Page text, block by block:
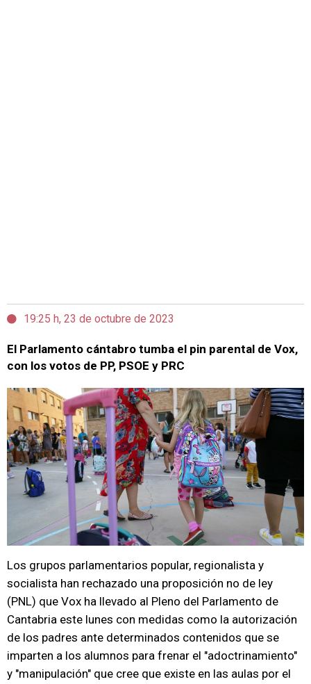
19:25 h, 23 de octubre de 2023
El Parlamento cántabro tumba el pin parental de Vox,
con los votos de PP, PSOE y PRC
Los grupos parlamentarios popular, regionalista y
socialista han rechazado una proposición no de ley
(PNL) que Vox ha llevado al Pleno del Parlamento de
Cantabria este lunes con medidas como la autorización
de los padres ante determinados contenidos que se
imparten a los alumnos para frenar el "adoctrinamiento"
y "manipulación" que cree que existe en las aulas por el